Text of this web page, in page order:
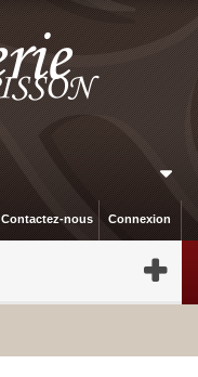
Connexion
Contactez-nous